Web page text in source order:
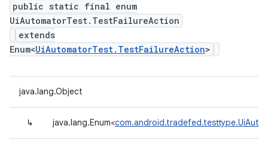
public static final enum
UiAutomatorTest.TestFailureAction
extends
Enum<UiAutomatorTest.TestFailureAction>
java.lang.Object
↳ java.lang.Enum<